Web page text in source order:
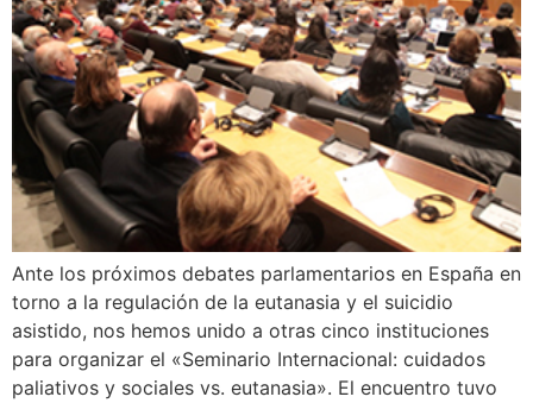
Ante los próximos debates parlamentarios en España en
torno a la regulación de la eutanasia y el suicidio
asistido, nos hemos unido a otras cinco instituciones
para organizar el «Seminario Internacional: cuidados
paliativos y sociales vs. eutanasia». El encuentro tuvo